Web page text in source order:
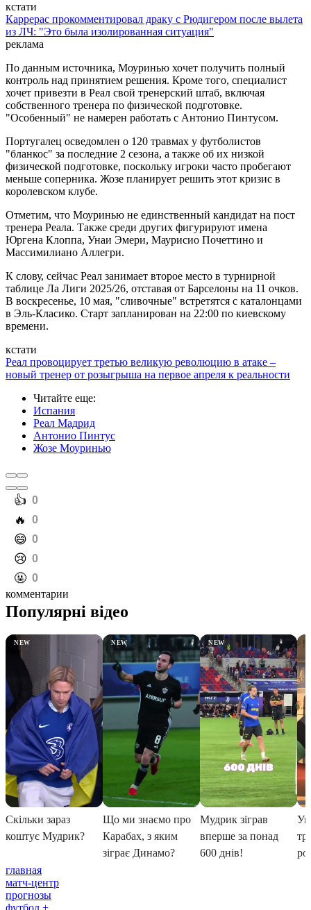
кстати
Каррерас прокомментировал драку с Рюдигером после вылета
из ЛЧ: "Это была изолированная ситуация"
реклама
По данным источника, Моуринью хочет получить полный
контроль над принятием решения. Кроме того, специалист
хочет привезти в Реал свой тренерский штаб, включая
собственного тренера по физической подготовке.
"Особенный" не намерен работать с Антонио Пинтусом.
Португалец осведомлен о 120 травмах у футболистов
"бланкос" за последние 2 сезона, а также об их низкой
физической подготовке, поскольку игроки часто пробегают
меньше соперника. Жозе планирует решить этот кризис в
королевском клубе.
Отметим, что Моуринью не единственный кандидат на пост
тренера Реала. Также среди других фигурируют имена
Юргена Клоппа, Унаи Эмери, Маурисио Почеттино и
Массимилиано Аллегри.
К слову, сейчас Реал занимает второе место в турнирной
таблице Ла Лиги 2025/26, отставая от Барселоны на 11 очков.
В воскресенье, 10 мая, "сливочные" встретятся с каталонцами
в Эль-Класико. Старт запланирован на 22:00 по киевскому
времени.
кстати
Реал провоцирует третью великую революцию в атаке –
новый тренер от розыгрыша на первое апреля к реальности
Читайте еще:
Испания
Реал Мадрид
Антонио Пинтус
Жозе Моуринью
️👍 0
️🔥 0
️😄 0
️😢 0
️🤬 0
комментарии
главная
матч-центр
прогнозы